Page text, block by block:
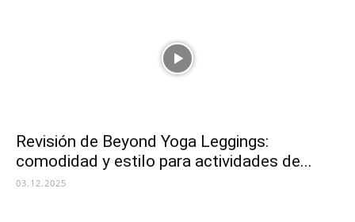
Revisión de Beyond Yoga Leggings:
comodidad y estilo para actividades de...
03.12.2025